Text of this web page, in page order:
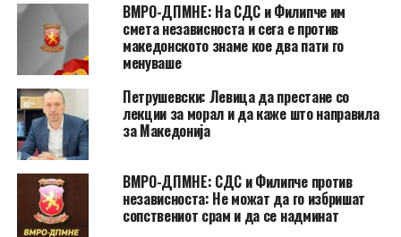
ВМРО-ДПМНЕ: На СДС и Филипче им
смета независноста и сега е против
македонското знаме кое два пати го
менуваше
Петрушевски: Левица да престане со
лекции за морал и да каже што направила
за Македонија
ВМРО-ДПМНЕ: СДС и Филипче против
независноста: Не можат да го избришат
сопствениот срам и да се надминат